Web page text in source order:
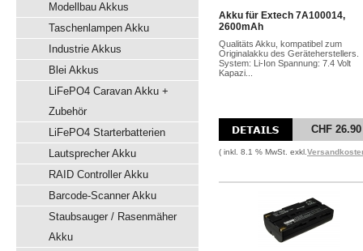
Modellbau Akkus
Taschenlampen Akku
Industrie Akkus
Blei Akkus
LiFePO4 Caravan Akku +
Zubehör
LiFePO4 Starterbatterien
Lautsprecher Akku
RAID Controller Akku
Barcode-Scanner Akku
Staubsauger / Rasenmäher
Akku
Akku für Extech 7A100014,
2600mAh
Qualitäts Akku, kompatibel zum
Originalakku des Geräteherstellers.
System: Li-Ion Spannung: 7.4 Volt
Kapazi...
CHF 26.90
( inkl. 8.1 % MwSt. exkl.